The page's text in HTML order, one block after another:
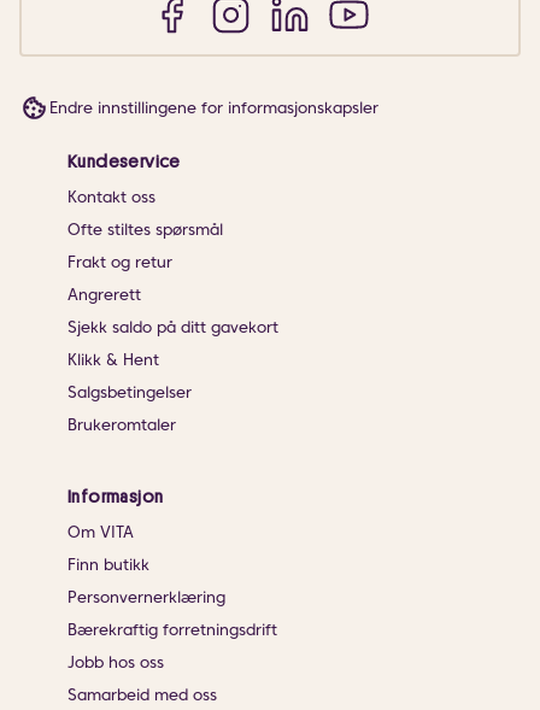
Endre innstillingene for informasjonskapsler
Kundeservice
Kontakt oss
Ofte stiltes spørsmål
Frakt og retur
Angrerett
Sjekk saldo på ditt gavekort
Klikk & Hent
Salgsbetingelser
Brukeromtaler
Informasjon
Om VITA
Finn butikk
Personvernerklæring
Bærekraftig forretningsdrift
Jobb hos oss
Samarbeid med oss